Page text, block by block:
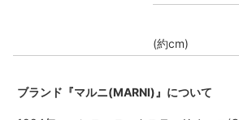
(約cm)
ブランド『マルニ(MARNI)』について